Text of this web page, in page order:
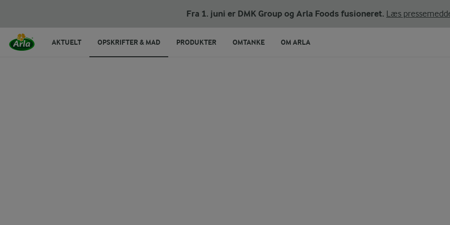
Fra 1. juni er DMK Group og Arla Foods fusioneret. Læs
AKTUELT OPSKRIFTER & MAD PRODUKTER OMTANKE OM ARLA